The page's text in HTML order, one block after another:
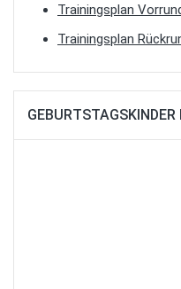
Trainingsplan
Trainingsplan